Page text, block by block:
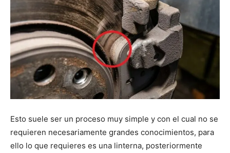
Esto suele ser un proceso muy simple y con el cual no se
requieren necesariamente grandes conocimientos, para
ello lo que requieres es una linterna, posteriormente